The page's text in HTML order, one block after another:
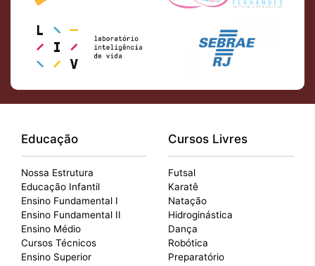
Educação
Nossa Estrutura
Educação Infantil
Ensino Fundamental I
Ensino Fundamental II
Ensino Médio
Cursos Técnicos
Ensino Superior
Cursos Livres
Futsal
Karatê
Natação
Hidroginástica
Dança
Robótica
Preparatório